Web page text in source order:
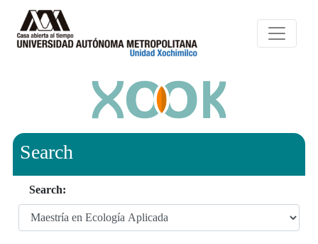
Search
Search: